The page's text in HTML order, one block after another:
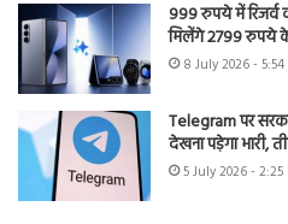
999 रुपये में
मिलेंगे 2799 रुपये
8 July 2026 - 5:54
Telegram पर
देखना पड़ेगा भारी,
5 July 2026 - 2:25